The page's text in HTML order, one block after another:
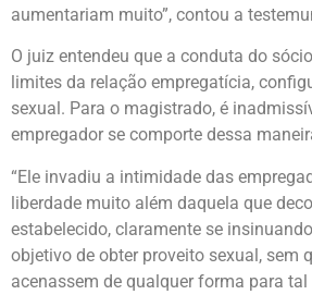
aumentariam muito”, contou a
O juiz entendeu que a conduta do
limites da relação empregatícia,
sexual. Para o magistrado, é
empregador se comporte dessa
“Ele invadiu a intimidade das
liberdade muito além daquela que
estabelecido, claramente se
objetivo de obter proveito sexual, sem
acenassem de qualquer forma para tal